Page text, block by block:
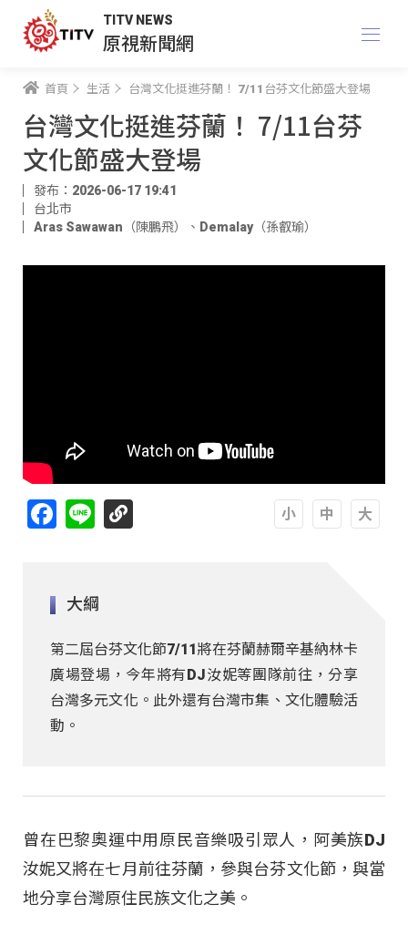
TITV NEWS
原視新聞網
首頁 生活 台灣文化挺進芬蘭！ 7/11台芬文化節盛大登場
台灣文化挺進芬蘭！ 7/11台芬
文化節盛大登場
發布：2026-06-17 19:41
台北市
Aras Sawawan（陳鵬飛）
、 Demalay（孫叡瑜）
Facebook
Line
大綱
第二屆台芬文化節7/11將在芬蘭赫爾辛基納林卡
廣場登場，今年將有DJ汝妮等團隊前往，分享
台灣多元文化。此外還有台灣市集、文化體驗活
動。
曾在巴黎奧運中用原民音樂吸引眾人，阿美族DJ
汝妮又將在七月前往芬蘭，參與台芬文化節，與當
地分享台灣原住民族文化之美。